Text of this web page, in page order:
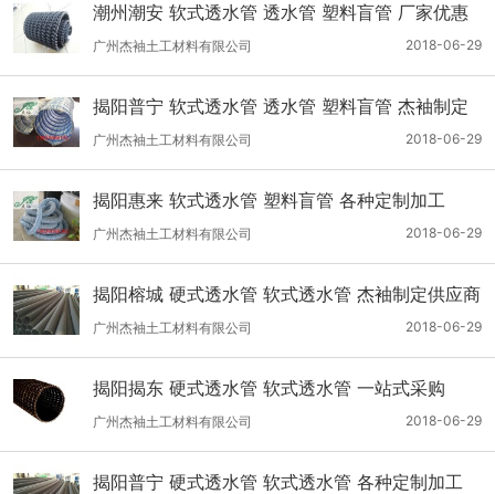
潮州潮安 软式透水管 透水管 塑料盲管 厂家优惠
供应
2018-06-29
广州杰袖土工材料有限公司
揭阳普宁 软式透水管 透水管 塑料盲管 杰袖制定
供应商
2018-06-29
广州杰袖土工材料有限公司
揭阳惠来 软式透水管 塑料盲管 各种定制加工
2018-06-29
广州杰袖土工材料有限公司
揭阳榕城 硬式透水管 软式透水管 杰袖制定供应商
2018-06-29
广州杰袖土工材料有限公司
揭阳揭东 硬式透水管 软式透水管 一站式采购
2018-06-29
广州杰袖土工材料有限公司
揭阳普宁 硬式透水管 软式透水管 各种定制加工